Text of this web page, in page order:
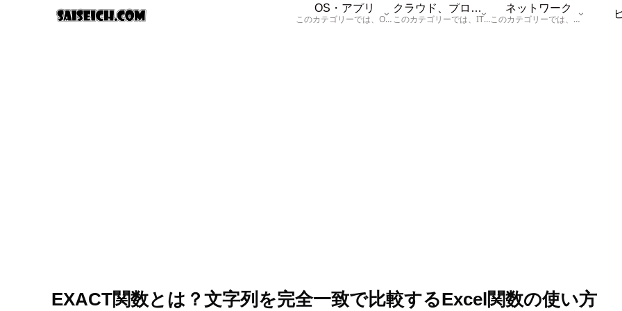
OS・アプリ
このカテゴリーでは、OSに関する情報を記載しています。
クラウド、プログラム
このカテゴリーでは、ITに関する基本的な情報として「ハードウェア、「サーバー」、「データベース、「ネットワーク」、「セキュリティ」、「プログラム」に関する情報を記載しています。
ネットワーク
このカテゴリーでは、「ネットワーク」に関する情報を記載しています。
EXACT関数とは？文字列を完全一致で比較するExcel関数の使い方